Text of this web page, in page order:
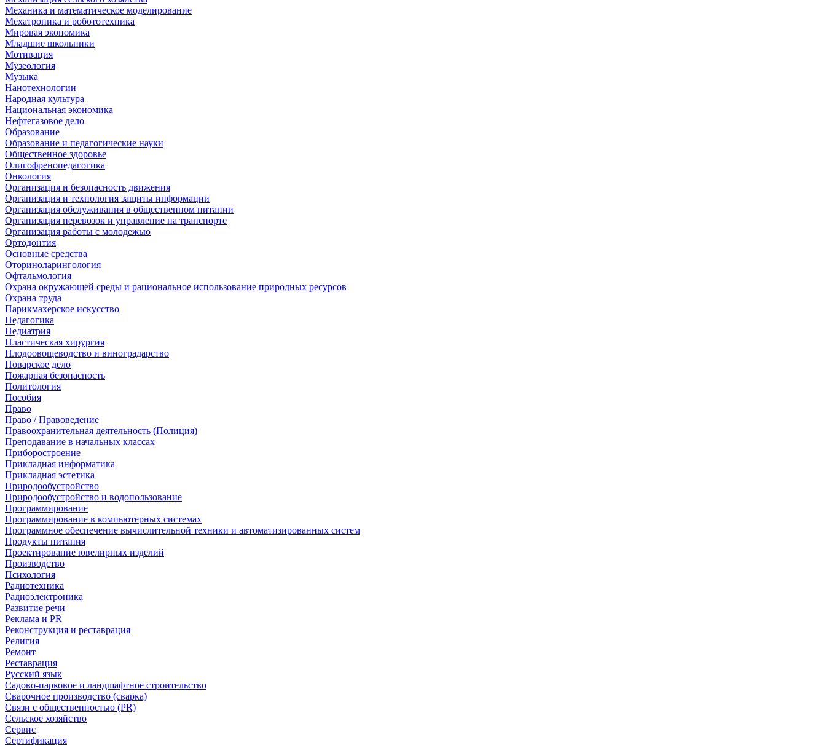
Механика и математическое моделирование
Мехатроника и робототехника
Мировая экономика
Младшие школьники
Мотивация
Музеология
Музыка
Нанотехнологии
Народная культура
Национальная экономика
Нефтегазовое дело
Образование
Образование и педагогические науки
Общественное здоровье
Олигофренопедагогика
Онкология
Организация и безопасность движения
Организация и технология защиты информации
Организация обслуживания в общественном питании
Организация перевозок и управление на транспорте
Организация работы с молодежью
Ортодонтия
Основные средства
Оториноларингология
Офтальмология
Охрана окружающей среды и рациональное использование природных ресурсов
Охрана труда
Парикмахерское искусство
Педагогика
Педиатрия
Пластическая хирургия
Плодоовощеводство и виноградарство
Поварское дело
Пожарная безопасность
Политология
Пособия
Право
Право / Правоведение
Правоохранительная деятельность (Полиция)
Преподавание в начальных классах
Приборостроение
Прикладная информатика
Прикладная эстетика
Природообустройство
Природообустройство и водопользование
Программирование
Программирование в компьютерных системах
Программное обеспечение вычислительной техники и автоматизированных систем
Продукты питания
Проектирование ювелирных изделий
Производство
Психология
Радиотехника
Радиоэлектроника
Развитие речи
Реклама и PR
Реконструкция и реставрация
Религия
Ремонт
Реставрация
Русский язык
Садово-парковое и ландшафтное строительство
Сварочное производство (сварка)
Связи с общественностью (PR)
Сельское хозяйство
Сервис
Сертификация